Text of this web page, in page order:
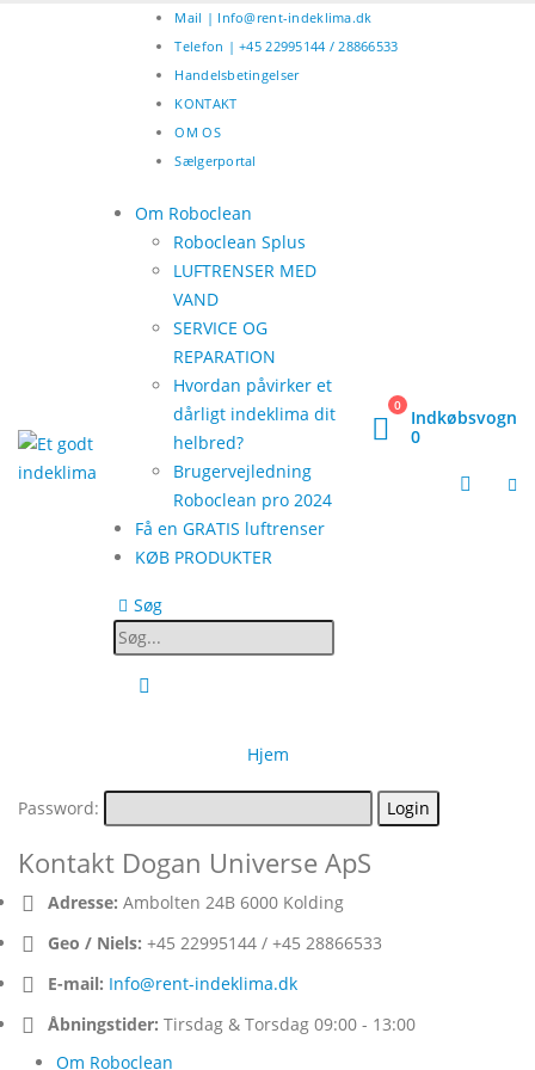
Mail | Info@rent-indeklima.dk
Telefon | +45 22995144 / 28866533
Handelsbetingelser
KONTAKT
OM OS
Sælgerportal
Om Roboclean
Roboclean Splus
LUFTRENSER MED
VAND
SERVICE OG
REPARATION
Hvordan påvirker et
dårligt indeklima dit
helbred?
Brugervejledning
Roboclean pro 2024
Få en GRATIS luftrenser
KØB PRODUKTER
Søg
0
Indkøbsvogn
0
Hjem
Password:
Kontakt Dogan Universe ApS
Adresse: Ambolten 24B 6000 Kolding
Geo / Niels: +45 22995144 / +45 28866533
E-mail: Info@rent-indeklima.dk
Åbningstider: Tirsdag & Torsdag 09:00 - 13:00
Om Roboclean